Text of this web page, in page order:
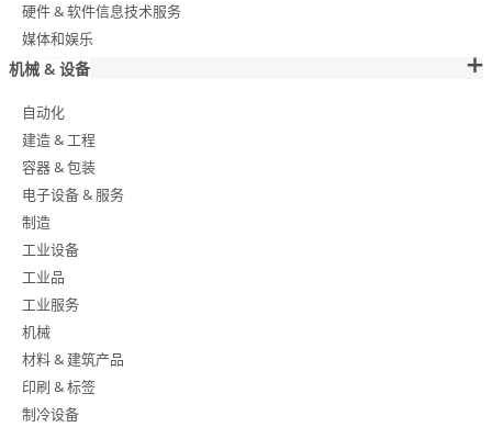
硬件 & 软件信息技术服务
媒体和娱乐
机械 & 设备
自动化
建造 & 工程
容器 & 包装
电子设备 & 服务
制造
工业设备
工业品
工业服务
机械
材料 & 建筑产品
印刷 & 标签
制冷设备